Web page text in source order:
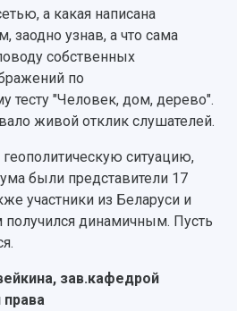
а какая написана
узнав, а что сама
собственных
по
тесту "Человек, дом, дерево".
живой отклик слушателей.
ситуацию,
были представители 17
участники из Беларуси и
получился динамичным. Пусть
зав.кафедрой